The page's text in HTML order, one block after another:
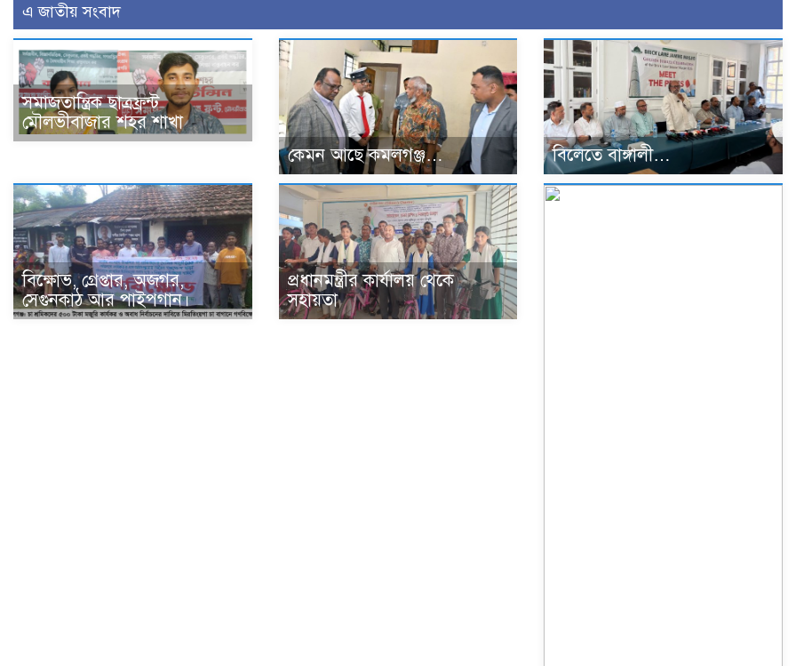
এ জাতীয় সংবাদ
সমাজতান্ত্রিক ছাত্রফ্রন্ট
মৌলভীবাজার শহর শাখা
কেমন আছে কমলগঞ্জ…
বিলেতে বাঙ্গালী…
বিক্ষোভ, গ্রেপ্তার, অজগর,
সেগুনকাঠ আর পাইপগান।
প্রধানমন্ত্রীর কার্যালয় থেকে
সহায়তা